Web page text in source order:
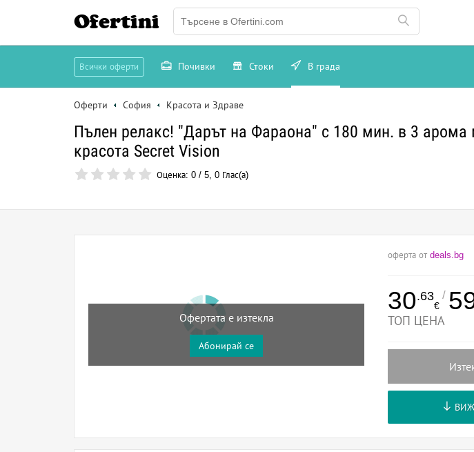
Ofertini
Всички оферти Почивки Стоки В града
Оферти София Красота и Здраве
Пълен релакс! "Дарът на Фараона" с 180 мин. в 3
красота Secret Vision
Оценка: 0 / 5, 0 Глас(а)
Офертата е изтекла
Абонирай се
оферта от deals.bg
30.63
€
/
ТОП ЦЕНА